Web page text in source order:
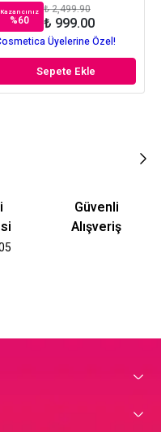
Kazancınız
%60
₺ 2,499.90
₺ 999.00
Üyelerine Özel!
Sepete Ekle
Güvenli
Alışveriş